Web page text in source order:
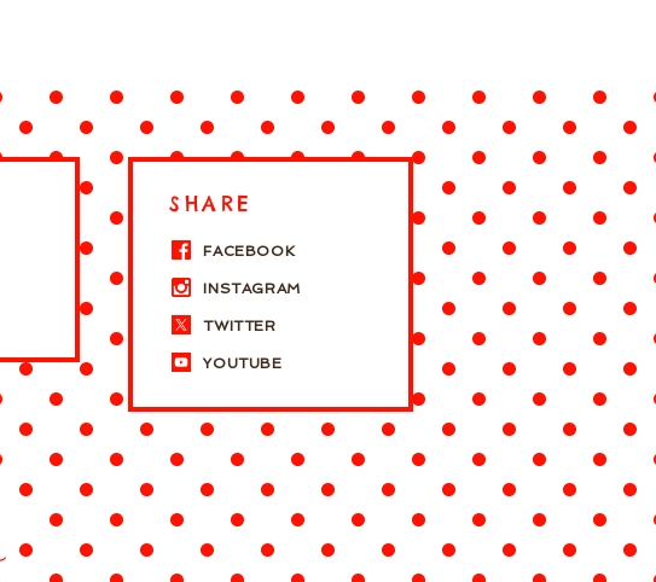
SHARE
FACEBOOK
INSTAGRAM
TWITTER
YOUTUBE